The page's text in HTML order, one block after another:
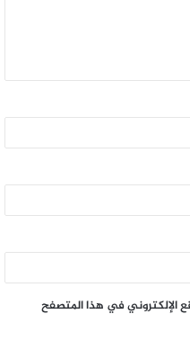
الإلكتروني في هذا المتصفح